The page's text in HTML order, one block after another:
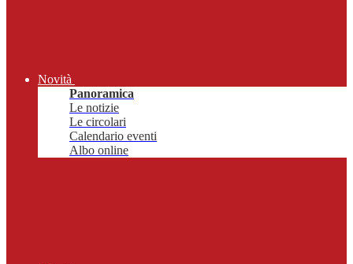
Novità
Panoramica
Le notizie
Le circolari
Calendario eventi
Albo online